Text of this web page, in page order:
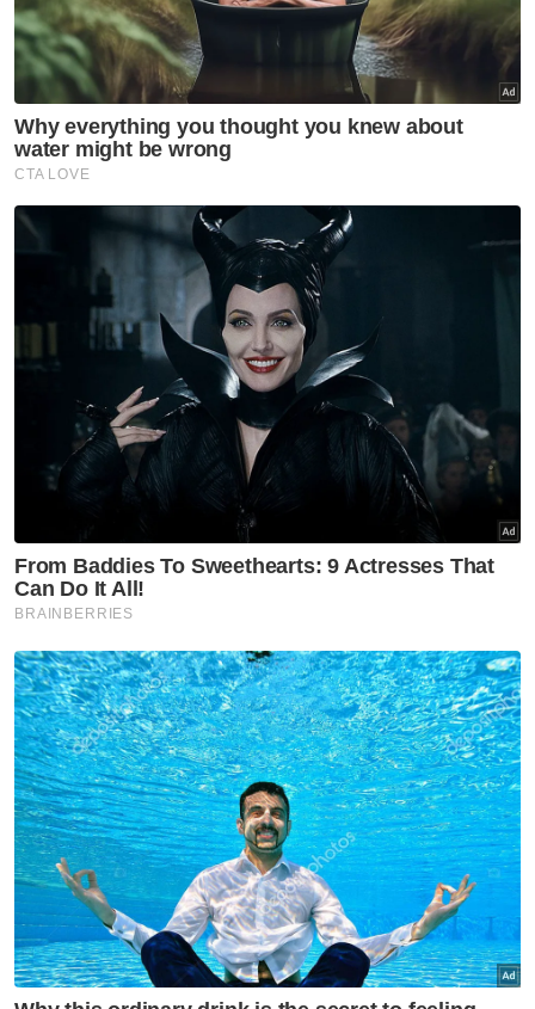
"Laksanakan tugas demi rakyat seperti yang
kami lakukan. Kami pun akan 'senyap',"
katanya.
Muat turun aplikasi Sinar Harian. Klik di sini!
Menteri Besar Kedah
Pakatan Harapan Kedah
Artikel Disyorkan